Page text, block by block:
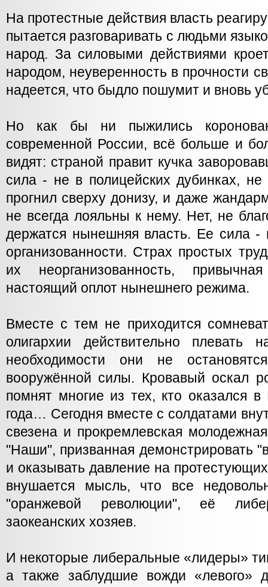
На протестные действия власть
пытается разговаривать с людьми
народ. За силовыми действиями
народом, неуверенность в прочности
надеется, что быдло пошумит и вновь
Но как бы ни пыжились
современной России, всё больше и
видят: страной правит кучка
сила - не в полицейских дубинках,
прогнил сверху донизу, и даже
не всегда лояльны к нему. Нет, не
держатся нынешняя власть. Ее сила -
организованности. Страх простых
их неорганизованность,
настоящий оплот нынешнего режима.
Вместе с тем не приходится
олигархии действительно
необходимости они не
вооружённой силы. Кровавый оскал
помнят многие из тех, кто оказался
года… Сегодня вместе с солдатами
свезена и прокремлевская
"Наши", призванная демонстрировать
и оказывать давление на
внушается мысль, что все
"оранжевой революции", её
заокеанских хозяев.
И некоторые либеральные «лидеры»
а также заблудшие вожди «левого»